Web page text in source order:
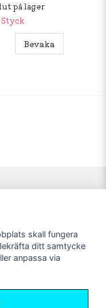
på lager
Styck
Bevaka
digskall fungera
ditt samtycke
anpassa via